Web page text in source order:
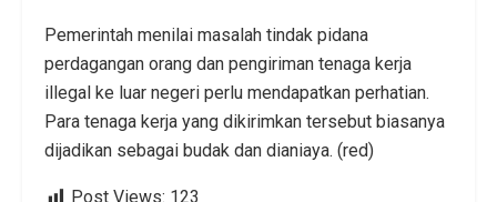
Pemerintah menilai masalah tindak pidana
perdagangan orang dan pengiriman tenaga kerja
illegal ke luar negeri perlu mendapatkan perhatian.
Para tenaga kerja yang dikirimkan tersebut biasanya
dijadikan sebagai budak dan dianiaya. (red)
Post Views: 123